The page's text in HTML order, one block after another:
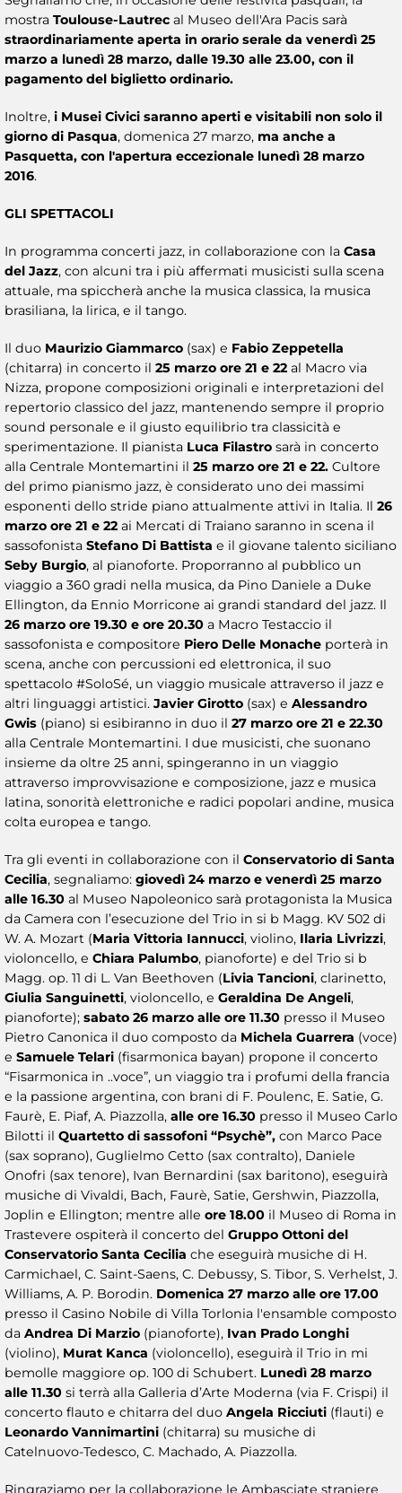
mostra Toulouse-Lautrec al Museo dell'Ara Pacis sarà
straordinariamente aperta in orario serale da venerdì 25
marzo a lunedì 28 marzo, dalle 19.30 alle 23.00, con il
pagamento del biglietto ordinario.
Inoltre, i Musei Civici saranno aperti e visitabili non solo il
giorno di Pasqua, domenica 27 marzo, ma anche a
Pasquetta, con l'apertura eccezionale lunedì 28 marzo
2016.
GLI SPETTACOLI
In programma concerti jazz, in collaborazione con la Casa
del Jazz, con alcuni tra i più affermati musicisti sulla scena
attuale, ma spiccherà anche la musica classica, la musica
brasiliana, la lirica, e il tango.
Il duo Maurizio Giammarco (sax) e Fabio Zeppetella
(chitarra) in concerto il 25 marzo ore 21 e 22 al Macro via
Nizza, propone composizioni originali e interpretazioni del
repertorio classico del jazz, mantenendo sempre il proprio
sound personale e il giusto equilibrio tra classicità e
sperimentazione. Il pianista Luca Filastro sarà in concerto
alla Centrale Montemartini il 25 marzo ore 21 e 22. Cultore
del primo pianismo jazz, è considerato uno dei massimi
esponenti dello stride piano attualmente attivi in Italia. Il 26
marzo ore 21 e 22 ai Mercati di Traiano saranno in scena il
sassofonista Stefano Di Battista e il giovane talento siciliano
Seby Burgio, al pianoforte. Proporranno al pubblico un
viaggio a 360 gradi nella musica, da Pino Daniele a Duke
Ellington, da Ennio Morricone ai grandi standard del jazz. Il
26 marzo ore 19.30 e ore 20.30 a Macro Testaccio il
sassofonista e compositore Piero Delle Monache porterà in
scena, anche con percussioni ed elettronica, il suo
spettacolo #SoloSé, un viaggio musicale attraverso il jazz e
altri linguaggi artistici. Javier Girotto (sax) e Alessandro
Gwis (piano) si esibiranno in duo il 27 marzo ore 21 e 22.30
alla Centrale Montemartini. I due musicisti, che suonano
insieme da oltre 25 anni, spingeranno in un viaggio
attraverso improvvisazione e composizione, jazz e musica
latina, sonorità elettroniche e radici popolari andine, musica
colta europea e tango.
Tra gli eventi in collaborazione con il Conservatorio di Santa
Cecilia, segnaliamo: giovedì 24 marzo e venerdì 25 marzo
alle 16.30 al Museo Napoleonico sarà protagonista la Musica
da Camera con l’esecuzione del Trio in si b Magg. KV 502 di
W. A. Mozart (Maria Vittoria Iannucci, violino, Ilaria Livrizzi,
violoncello, e Chiara Palumbo, pianoforte) e del Trio si b
Magg. op. 11 di L. Van Beethoven (Livia Tancioni, clarinetto,
Giulia Sanguinetti, violoncello, e Geraldina De Angeli,
pianoforte); sabato 26 marzo alle ore 11.30 presso il Museo
Pietro Canonica il duo composto da Michela Guarrera (voce)
e Samuele Telari (fisarmonica bayan) propone il concerto
“Fisarmonica in ..voce”, un viaggio tra i profumi della francia
e la passione argentina, con brani di F. Poulenc, E. Satie, G.
Faurè, E. Piaf, A. Piazzolla, alle ore 16.30 presso il Museo Carlo
Bilotti il Quartetto di sassofoni “Psychè”, con Marco Pace
(sax soprano), Guglielmo Cetto (sax contralto), Daniele
Onofri (sax tenore), Ivan Bernardini (sax baritono), eseguirà
musiche di Vivaldi, Bach, Faurè, Satie, Gershwin, Piazzolla,
Joplin e Ellington; mentre alle ore 18.00 il Museo di Roma in
Trastevere ospiterà il concerto del Gruppo Ottoni del
Conservatorio Santa Cecilia che eseguirà musiche di H.
Carmichael, C. Saint-Saens, C. Debussy, S. Tibor, S. Verhelst, J.
Williams, A. P. Borodin. Domenica 27 marzo alle ore 17.00
presso il Casino Nobile di Villa Torlonia l'ensamble composto
da Andrea Di Marzio (pianoforte), Ivan Prado Longhi
(violino), Murat Kanca (violoncello), eseguirà il Trio in mi
bemolle maggiore op. 100 di Schubert. Lunedì 28 marzo
alle 11.30 si terrà alla Galleria d’Arte Moderna (via F. Crispi) il
concerto flauto e chitarra del duo Angela Ricciuti (flauti) e
Leonardo Vannimartini (chitarra) su musiche di
Catelnuovo-Tedesco, C. Machado, A. Piazzolla.
Ringraziamo per la collaborazione le Ambasciate straniere